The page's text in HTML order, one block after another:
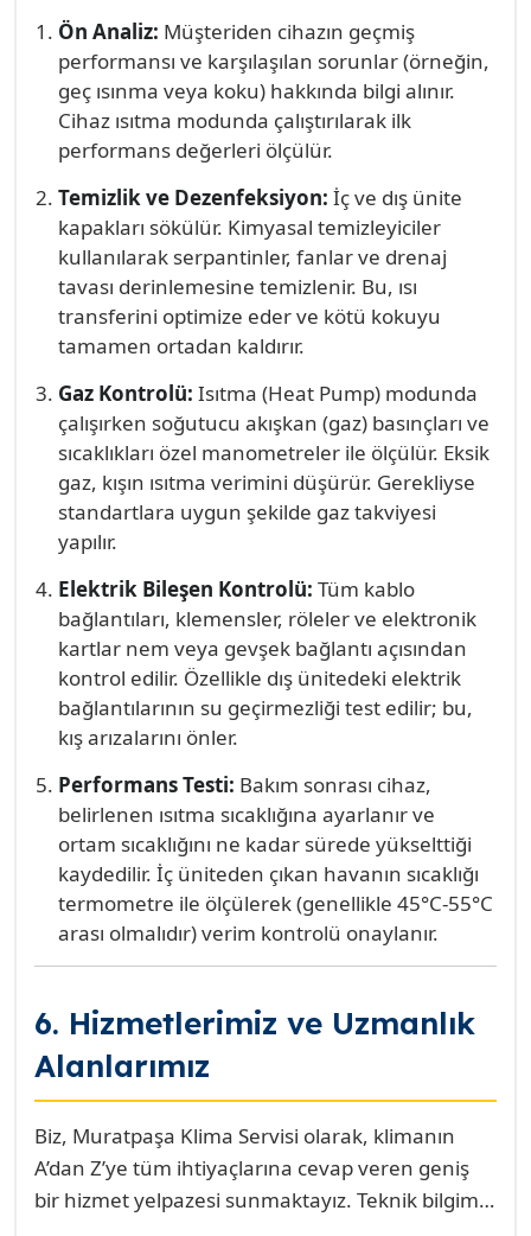
detaylı ve sistematik bir süreçtir. Bu aşamalar,
Şirinyalı’dan Fener’e kadar tüm mahallelerde
aynı yüksek kalite standardında uygulanır:
Ön Analiz: Müşteriden cihazın geçmiş
performansı ve karşılaşılan sorunlar (örneğin,
geç ısınma veya koku) hakkında bilgi alınır.
Cihaz ısıtma modunda çalıştırılarak ilk
performans değerleri ölçülür.
Temizlik ve Dezenfeksiyon: İç ve dış ünite
kapakları sökülür. Kimyasal temizleyiciler
kullanılarak serpantinler, fanlar ve drenaj
tavası derinlemesine temizlenir. Bu, ısı
transferini optimize eder ve kötü kokuyu
tamamen ortadan kaldırır.
Gaz Kontrolü: Isıtma (Heat Pump) modunda
çalışırken soğutucu akışkan (gaz) basınçları ve
sıcaklıkları özel manometreler ile ölçülür. Eksik
gaz, kışın ısıtma verimini düşürür. Gerekliyse
standartlara uygun şekilde gaz takviyesi
yapılır.
Elektrik Bileşen Kontrolü: Tüm kablo
bağlantıları, klemensler, röleler ve elektronik
kartlar nem veya gevşek bağlantı açısından
kontrol edilir. Özellikle dış ünitedeki elektrik
bağlantılarının su geçirmezliği test edilir; bu,
kış arızalarını önler.
Performans Testi: Bakım sonrası cihaz,
belirlenen ısıtma sıcaklığına ayarlanır ve
ortam sıcaklığını ne kadar sürede yükselttiği
kaydedilir. İç üniteden çıkan havanın sıcaklığı
termometre ile ölçülerek (genellikle 45°C-55°C
arası olmalıdır) verim kontrolü onaylanır.
6. Hizmetlerimiz ve Uzmanlık
Alanlarımız
Biz, Muratpaşa Klima Servisi olarak, klimanın
A’dan Z’ye tüm ihtiyaçlarına cevap veren geniş
bir hizmet yelpazesi sunmaktayız. Teknik bilgimiz